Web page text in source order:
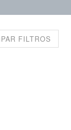
FILTROS